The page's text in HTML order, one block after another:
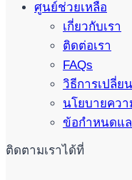
ศูนย์ช่วยเหลือ
เกี่ยวกับเรา
ติดต่อเรา
FAQs
วิธีการเปลี่ย
นโยบายคว
ข้อกำหนดแล
ติดตามเราได้ที่